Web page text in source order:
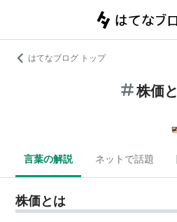
はてなブログ トップ
株価
言葉の解説 ネットで話題
株価とは